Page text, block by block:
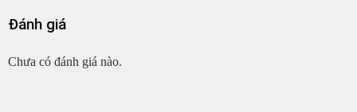
Đánh giá
Chưa có đánh giá nào.